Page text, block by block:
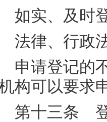
实、及时登
律、行政法
请登记的不
构可以要求
十三条 登